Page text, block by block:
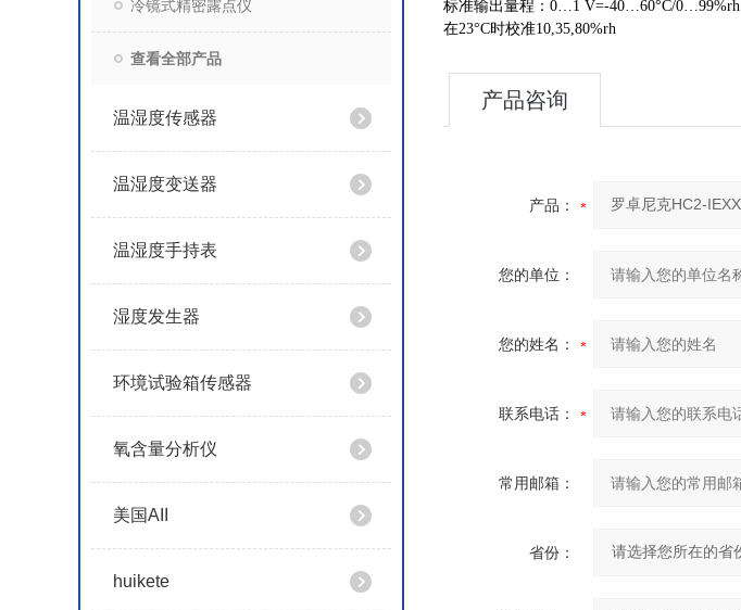
冷镜式精密露点仪
查看全部产品
温湿度传感器
温湿度变送器
温湿度手持表
湿度发生器
环境试验箱传感器
氧含量分析仪
美国AII
huikete
标准输出量程：0…1 V=-40…60°C/0…99%rh
在23°C时校准10,35,80%rh
产品咨询
产品：
您的单位：
您的姓名：
联系电话：
常用邮箱：
省份：